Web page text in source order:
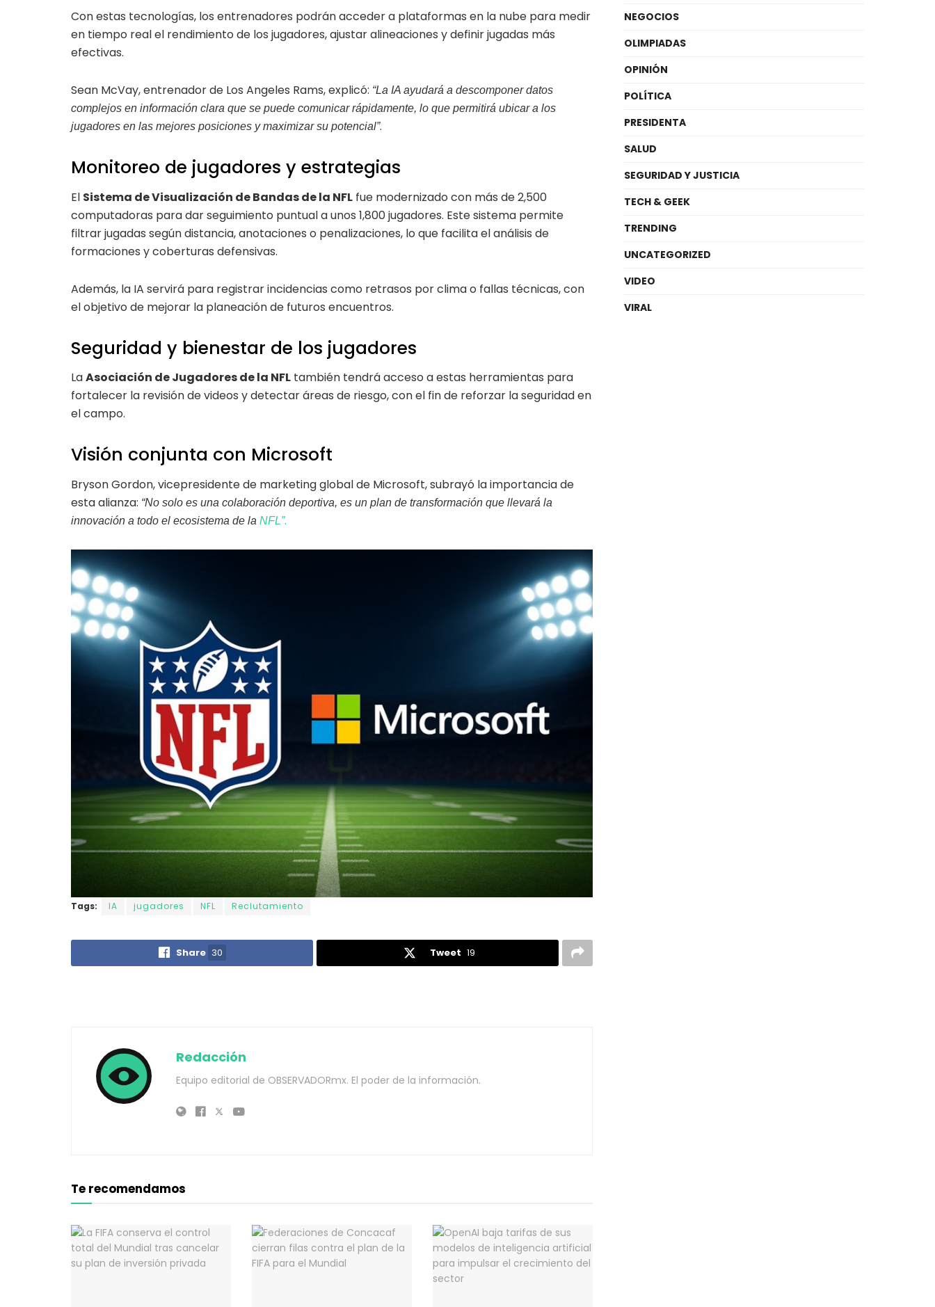
Con estas tecnologías, los entrenadores podrán acceder a plataformas en la nube para medir
en tiempo real el rendimiento de los jugadores, ajustar alineaciones y definir jugadas más
efectivas.
Sean McVay, entrenador de Los Angeles Rams, explicó: “La IA ayudará a descomponer datos
complejos en información clara que se puede comunicar rápidamente, lo que permitirá ubicar a los
jugadores en las mejores posiciones y maximizar su potencial”.
Monitoreo de jugadores y estrategias
El Sistema de Visualización de Bandas de la NFL fue modernizado con más de 2,500
computadoras para dar seguimiento puntual a unos 1,800 jugadores. Este sistema permite
filtrar jugadas según distancia, anotaciones o penalizaciones, lo que facilita el análisis de
formaciones y coberturas defensivas.
Además, la IA servirá para registrar incidencias como retrasos por clima o fallas técnicas, con
el objetivo de mejorar la planeación de futuros encuentros.
Seguridad y bienestar de los jugadores
LaAsociación de Jugadores de la NFL también tendrá acceso a estas herramientas para
fortalecer la revisión de videos y detectar áreas de riesgo, con el fin de reforzar la seguridad en
el campo.
Visión conjunta con Microsoft
Bryson Gordon, vicepresidente de marketing global de Microsoft, subrayó la importancia de
esta alianza: “No solo es una colaboración deportiva, es un plan de transformación que llevará la
innovación a todo el ecosistema de la NFL”.
Tags: IA jugadores NFL Reclutamiento
Share 30 Tweet 19
Redacción
Equipo editorial de OBSERVADORmx. El poder de la información.
Te recomendamos
NEGOCIOS
OLIMPIADAS
OPINIÓN
POLÍTICA
PRESIDENTA
SALUD
SEGURIDAD Y JUSTICIA
TECH & GEEK
TRENDING
UNCATEGORIZED
VIDEO
VIRAL